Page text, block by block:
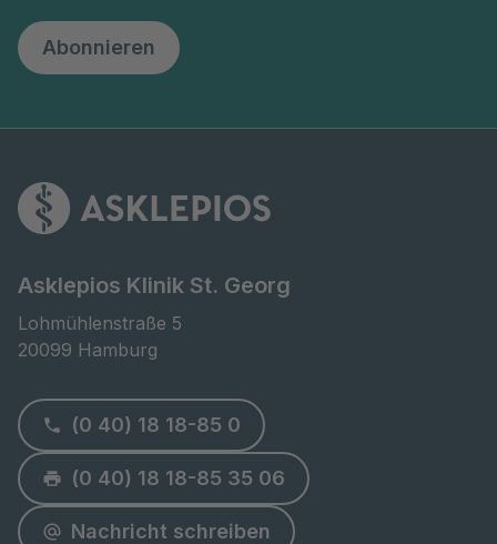
Abonnieren
Asklepios Klinik St. Georg
Lohmühlenstraße 5
20099 Hamburg
(0 40) 18 18-85 0
(0 40) 18 18-85 35 06
Nachricht schreiben